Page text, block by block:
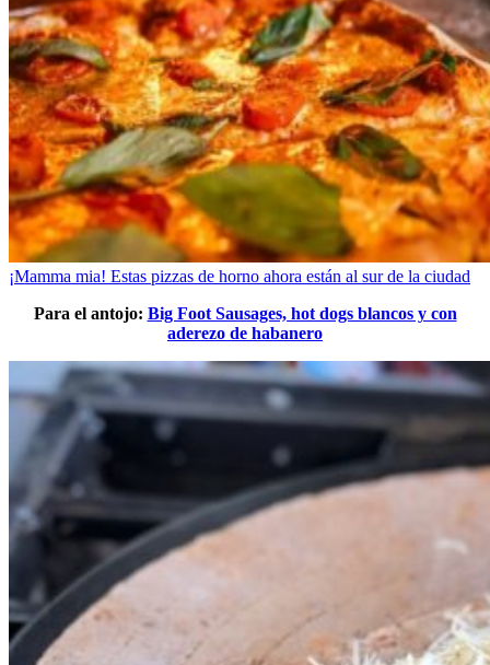
¡Mamma mia! Estas pizzas de horno ahora están al sur de la ciudad
Para el antojo: Big Foot Sausages, hot dogs blancos y con
aderezo de habanero